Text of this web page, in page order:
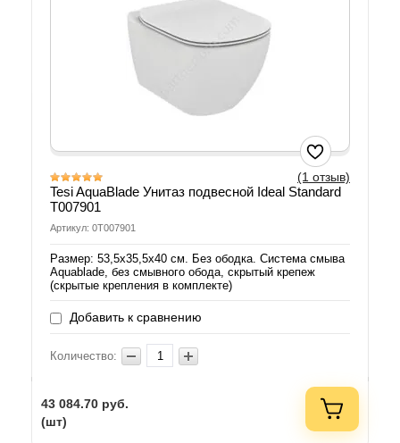
(1 отзыв)
Tesi AquaBlade Унитаз подвесной Ideal Standard
T007901
Артикул: 0T007901
Размер: 53,5х35,5х40 см. Без ободка. Система смыва
Aquablade, без смывного обода, скрытый крепеж
(скрытые крепления в комплекте)
Добавить к сравнению
Количество:
43 084.70 руб.
(шт)